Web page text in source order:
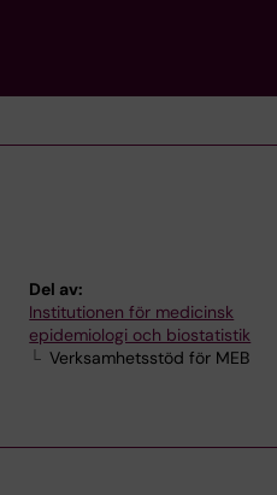
Del av:
Institutionen för medicinsk
epidemiologi och biostatistik
Verksamhetsstöd för MEB